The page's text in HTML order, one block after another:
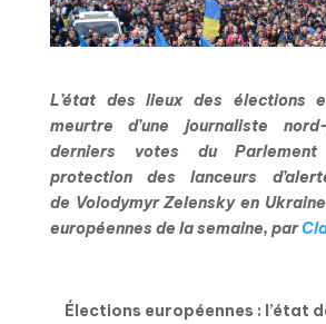
L’état des lieux des élections
meurtre d’une journaliste
derniers votes du
protection des lanceurs
de Volodymyr Zelensky en
européennes de la semaine, par
Élections européennes : l’état